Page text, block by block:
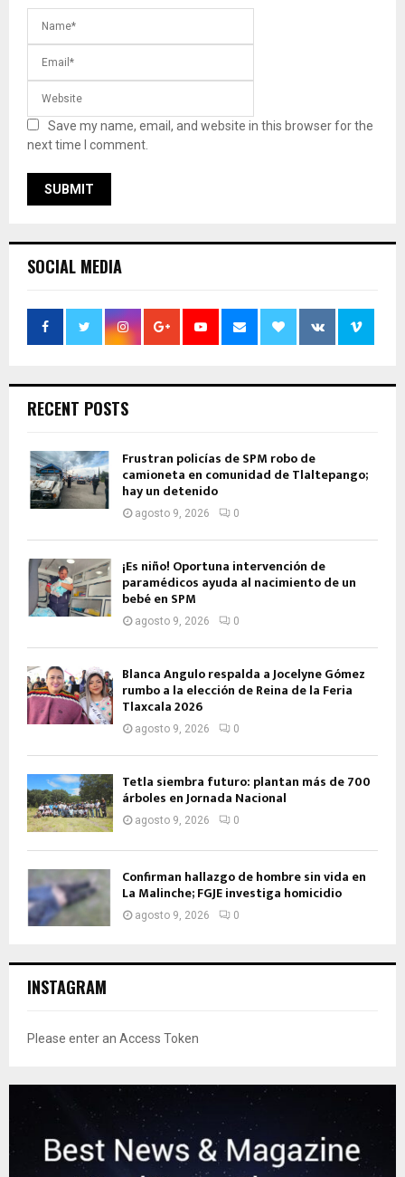
Save my name, email, and website in this browser for the
next time I comment.
SOCIAL MEDIA
RECENT POSTS
Frustran policías de SPM robo de
camioneta en comunidad de Tlaltepango;
hay un detenido
agosto 9, 2026 0
¡Es niño! Oportuna intervención de
paramédicos ayuda al nacimiento de un
bebé en SPM
agosto 9, 2026 0
Blanca Angulo respalda a Jocelyne Gómez
rumbo a la elección de Reina de la Feria
Tlaxcala 2026
agosto 9, 2026 0
Tetla siembra futuro: plantan más de 700
árboles en Jornada Nacional
agosto 9, 2026 0
Confirman hallazgo de hombre sin vida en
La Malinche; FGJE investiga homicidio
agosto 9, 2026 0
INSTAGRAM
Please enter an Access Token